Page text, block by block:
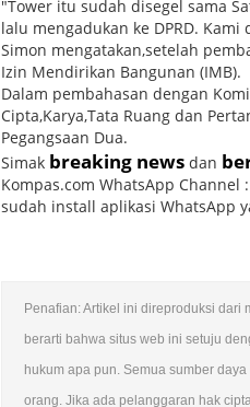
"Tower itu sudah disegel sama
lalu mengadukan ke DPRD.
Simon mengatakan,setelah
Izin Mendirikan Bangunan (IMB).
Dalam pembahasan dengan
Cipta,Karya,Tata Ruang dan
Pegangsaan Dua.
Simak breaking news dan
Kompas.com WhatsApp Channel
sudah install aplikasi WhatsApp
Penafian: Artikel ini direproduksi
berarti bahwa situs web ini setuju
hukum apa pun. Semua sumber
orang. Jika ada pelanggaran hak